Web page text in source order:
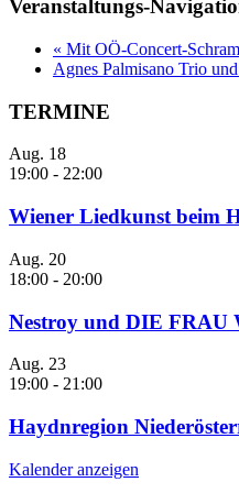
Veranstaltungs-
« Mit OÖ-Concert-
Agnes Palmisano Trio
TERMINE
Aug. 18
19:00 - 22:00
Wiener Liedkunst beim
Aug. 20
18:00 - 20:00
Nestroy und DIE FRAU
Aug. 23
19:00 - 21:00
Haydnregion
Kalender anzeigen